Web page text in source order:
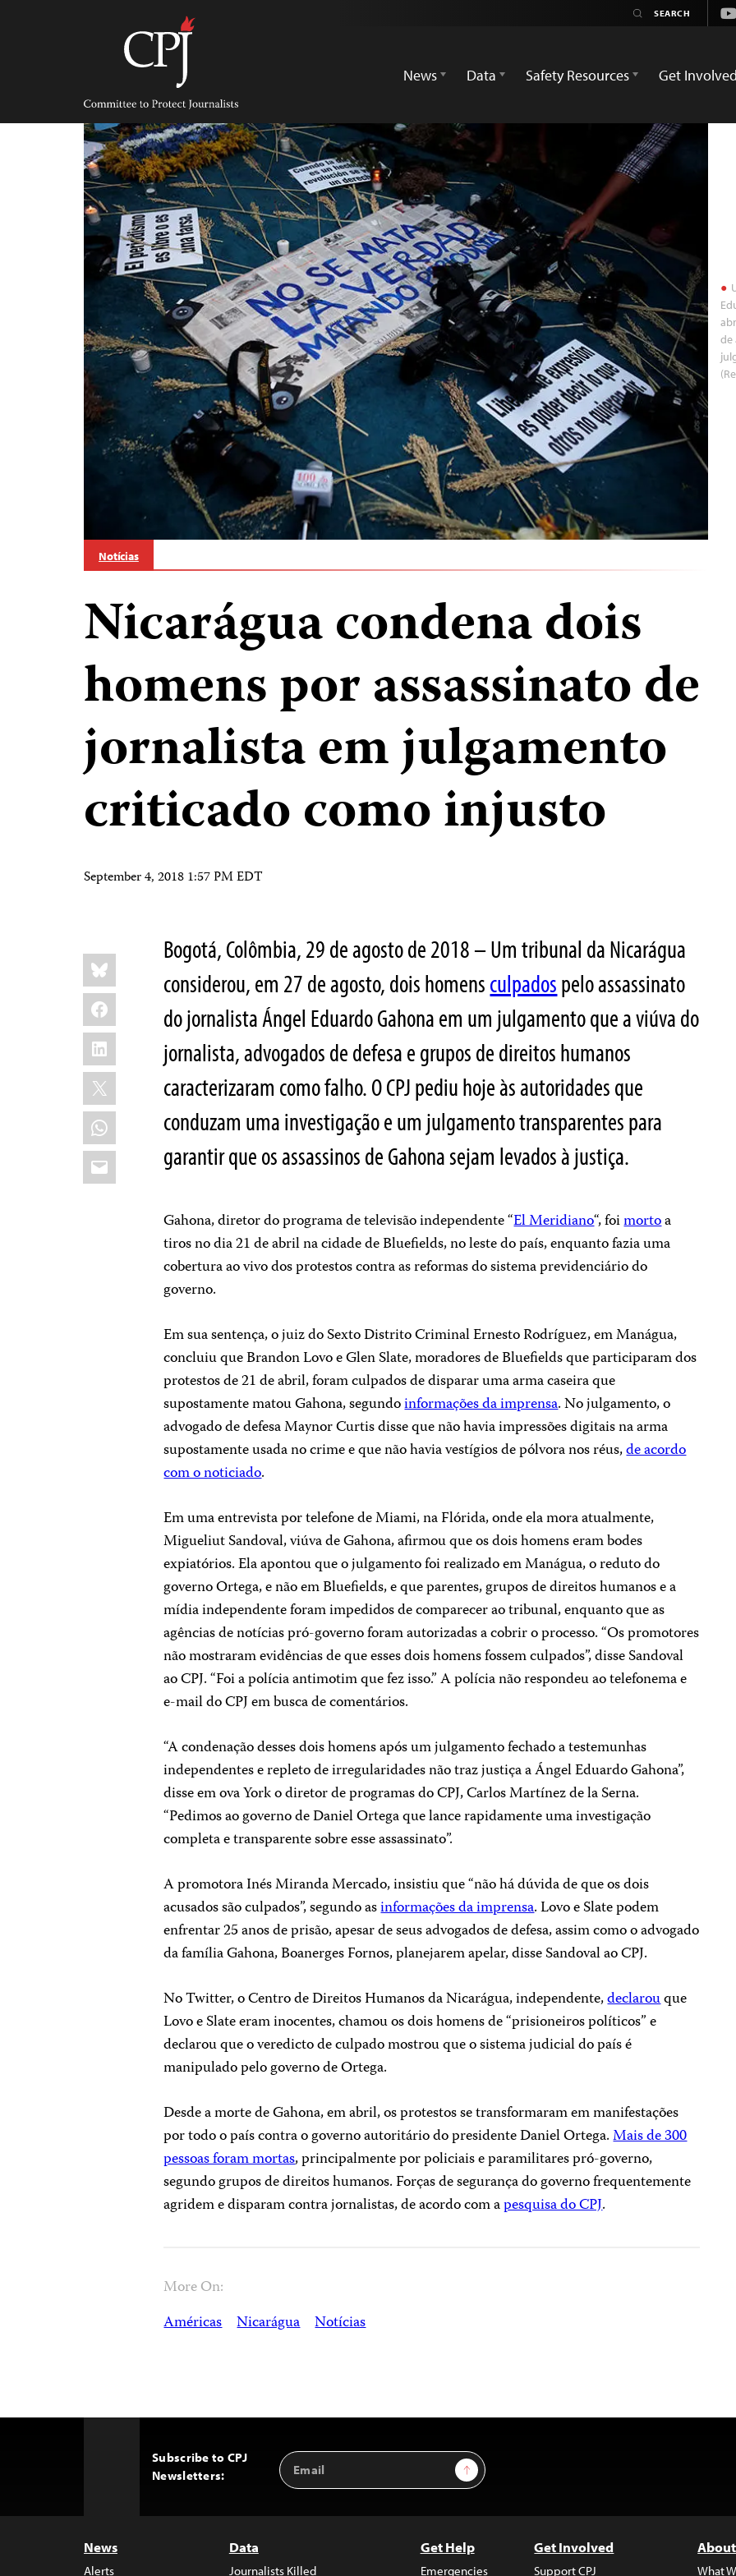
Committee
Protect
Journalists
News
Data Safety Resources Get Involved
de
Notícias
Nicarágua condena dois
homens por assassinato de
jornalista em julgamento
criticado como injusto
September 4, 2018 1:57 PM EDT
Share
this:
Bluesky
Facebook
LinkedIn
X
WhatsApp
Email
Bogotá, Colômbia, 29 de agosto de 2018 – Um tribunal da Nicarágua
considerou, em 27 de agosto, dois homensculpadospelo assassinato
do jornalista Ángel Eduardo Gahona em um julgamento que a viúva do
jornalista, advogados de defesa e grupos de direitos humanos
caracterizaram como falho. O CPJ pediu hoje às autoridades que
conduzam uma investigação e um julgamento transparentes para
garantir que os assassinos de Gahona sejam levados à justiça.
Gahona, diretor do programa de televisão independente “El Meridiano“, foimortoa
tiros no dia 21 de abril na cidade de Bluefields, no leste do país, enquanto fazia uma
cobertura ao vivo dos protestos contra as reformas do sistema previdenciário do
governo.
Em sua sentença, o juiz do Sexto Distrito Criminal Ernesto Rodríguez, em Manágua,
concluiu que Brandon Lovo e Glen Slate, moradores de Bluefields que participaram dos
protestos de 21 de abril, foram culpados de disparar uma arma caseira que
supostamente matou Gahona, segundoinformações da imprensa. No julgamento, o
advogado de defesa Maynor Curtis disse que não havia impressões digitais na arma
supostamente usada no crime e que não havia vestígios de pólvora nos réus,de acordo
com o noticiado.
Em uma entrevista por telefone de Miami, na Flórida, onde ela mora atualmente,
Migueliut Sandoval, viúva de Gahona, afirmou que os dois homens eram bodes
expiatórios. Ela apontou que o julgamento foi realizado em Manágua, o reduto do
governo Ortega, e não em Bluefields, e que parentes, grupos de direitos humanos e a
mídia independente foram impedidos de comparecer ao tribunal, enquanto que as
agências de notícias pró-governo foram autorizadas a cobrir o processo. “Os promotores
não mostraram evidências de que esses dois homens fossem culpados”, disse Sandoval
ao CPJ. “Foi a polícia antimotim que fez isso.” A polícia não respondeu ao telefonema e
e-mail do CPJ em busca de comentários.
“A condenação desses dois homens após um julgamento fechado a testemunhas
independentes e repleto de irregularidades não traz justiça a Ángel Eduardo Gahona”,
disse em ova York o diretor de programas do CPJ, Carlos Martínez de la Serna.
“Pedimos ao governo de Daniel Ortega que lance rapidamente uma investigação
completa e transparente sobre esse assassinato”.
A promotora Inés Miranda Mercado, insistiu que “não há dúvida de que os dois
acusados ​​são culpados”, segundo asinformações da imprensa. Lovo e Slate podem
enfrentar 25 anos de prisão, apesar de seus advogados de defesa, assim como o advogado
da família Gahona, Boanerges Fornos, planejarem apelar, disse Sandoval ao CPJ.
No Twitter, o Centro de Direitos Humanos da Nicarágua, independente,declarouque
Lovo e Slate eram inocentes, chamou os dois homens de “prisioneiros políticos” e
declarou que o veredicto de culpado mostrou que o sistema judicial do país é
manipulado pelo governo de Ortega.
Desde a morte de Gahona, em abril, os protestos se transformaram em manifestações
por todo o país contra o governo autoritário do presidente Daniel Ortega.Mais de 300
pessoas foram mortas, principalmente por policiais e paramilitares pró-governo,
segundo grupos de direitos humanos. Forças de segurança do governo frequentemente
agridem e disparam contra jornalistas, de acordo com apesquisa do CPJ.
More On:
Américas Nicarágua Notícias
Subscribe to CPJ
Newsletters:
Email
Address
Sign Up
News
Alerts
Data
Journalists Killed
Get Help
Emergencies
Get Involved
Support CPJ What